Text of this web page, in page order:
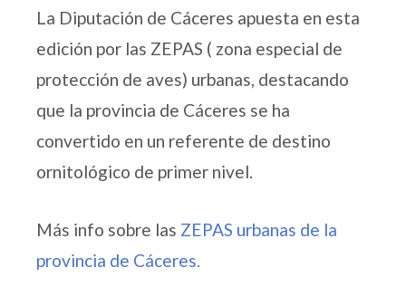
La Diputación de Cáceres apuesta en esta
edición por las ZEPAS ( zona especial de
protección de aves) urbanas, destacando
que la provincia de Cáceres se ha
convertido en un referente de destino
ornitológico de primer nivel.
Más info sobre las ZEPAS urbanas de la
provincia de Cáceres.